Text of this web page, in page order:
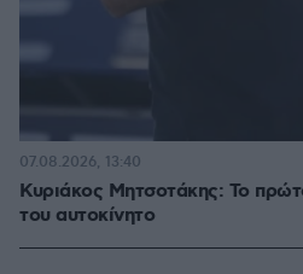
Κυριάκος Μητσοτάκης: Το
του αυτοκίνητο
07.08.2026, 13:40